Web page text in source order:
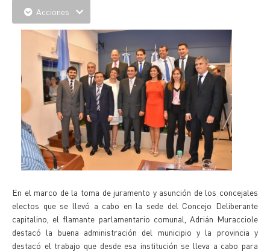
Acciones
En el marco de la toma de juramento y asunción de los concejales
electos que se llevó a cabo en la sede del Concejo Deliberante
capitalino, el flamante parlamentario comunal, Adrián Muracciole
destacó la buena administración del municipio y la provincia y
destacó el trabajo que desde esa institución se lleva a cabo para